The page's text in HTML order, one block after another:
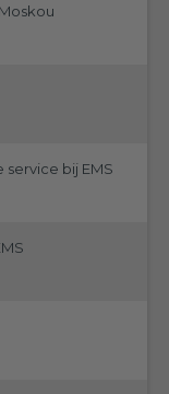
service bij EMS